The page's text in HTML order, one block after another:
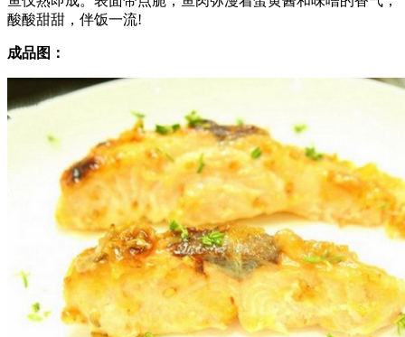
酸酸甜甜，伴饭一流!
成品图：